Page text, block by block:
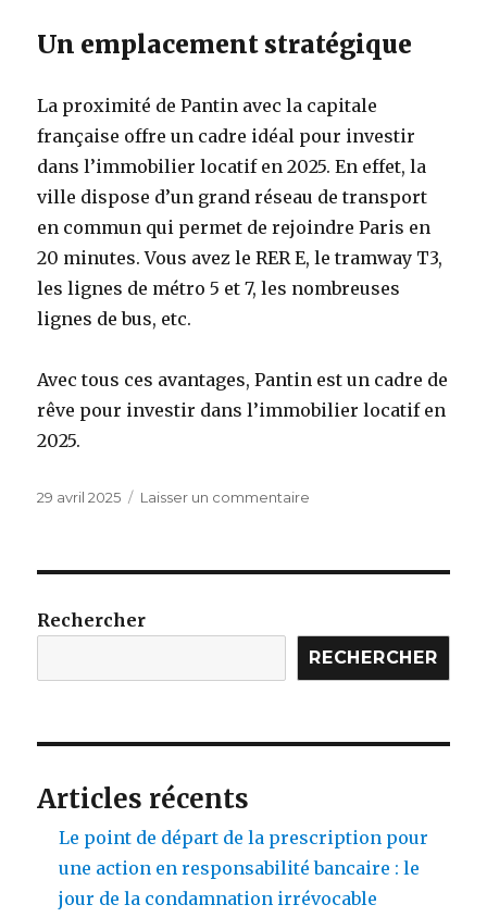
Un emplacement stratégique
La proximité de Pantin avec la capitale
française offre un cadre idéal pour investir
dans l’immobilier locatif en 2025. En effet, la
ville dispose d’un grand réseau de transport
en commun qui permet de rejoindre Paris en
20 minutes. Vous avez le RER E, le tramway T3,
les lignes de métro 5 et 7, les nombreuses
lignes de bus, etc.
Avec tous ces avantages, Pantin est un cadre de
rêve pour investir dans l’immobilier locatif en
2025.
Publié
29 avril 2025 Laisser un commentaire
d’investir
dans
l’immobilier
Pantin
Rechercher
RECHERCHER
Articles récents
Le point de départ de la prescription pour
une action en responsabilité bancaire : le
jour de la condamnation irrévocable